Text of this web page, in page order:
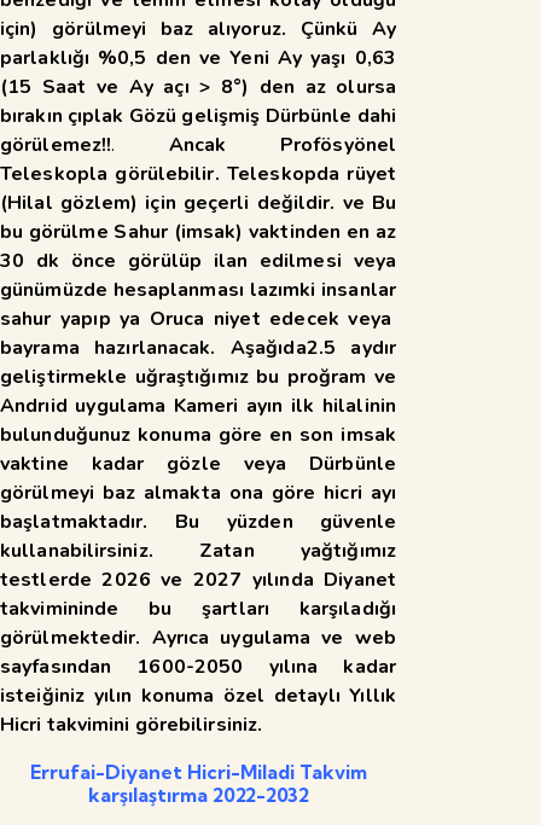
için) görülmeyi baz alıyoruz. Çünkü Ay
parlaklığı %0,5 den ve Yeni Ay yaşı 0,63
(15 Saat ve Ay açı > 8°) den az olursa
bırakın çıplak Gözü gelişmiş Dürbünle dahi
görülemez!!. Ancak Profösyönel
Teleskopla görülebilir. Teleskopda rüyet
(Hilal gözlem) için geçerli değildir. ve Bu
bu görülme Sahur (imsak) vaktinden en az
30 dk önce görülüp ilan edilmesi veya
günümüzde hesaplanması lazımki insanlar
sahur yapıp ya Oruca niyet edecek veya
bayrama hazırlanacak. Aşağıda2.5 aydır
geliştirmekle uğraştığımız bu proğram ve
Andrıid uygulama Kameri ayın ilk hilalinin
bulunduğunuz konuma göre en son imsak
vaktine kadar gözle veya Dürbünle
görülmeyi baz almakta ona göre hicri ayı
başlatmaktadır. Bu yüzden güvenle
kullanabilirsiniz. Zatan yağtığımız
testlerde 2026 ve 2027 yılında Diyanet
takvimininde bu şartları karşıladığı
görülmektedir. Ayrıca uygulama ve web
sayfasından 1600-2050 yılına kadar
isteiğiniz yılın konuma özel detaylı Yıllık
Hicri takvimini görebilirsiniz.
Errufai-Diyanet Hicri-Miladi Takvim
karşılaştırma 2022-2032